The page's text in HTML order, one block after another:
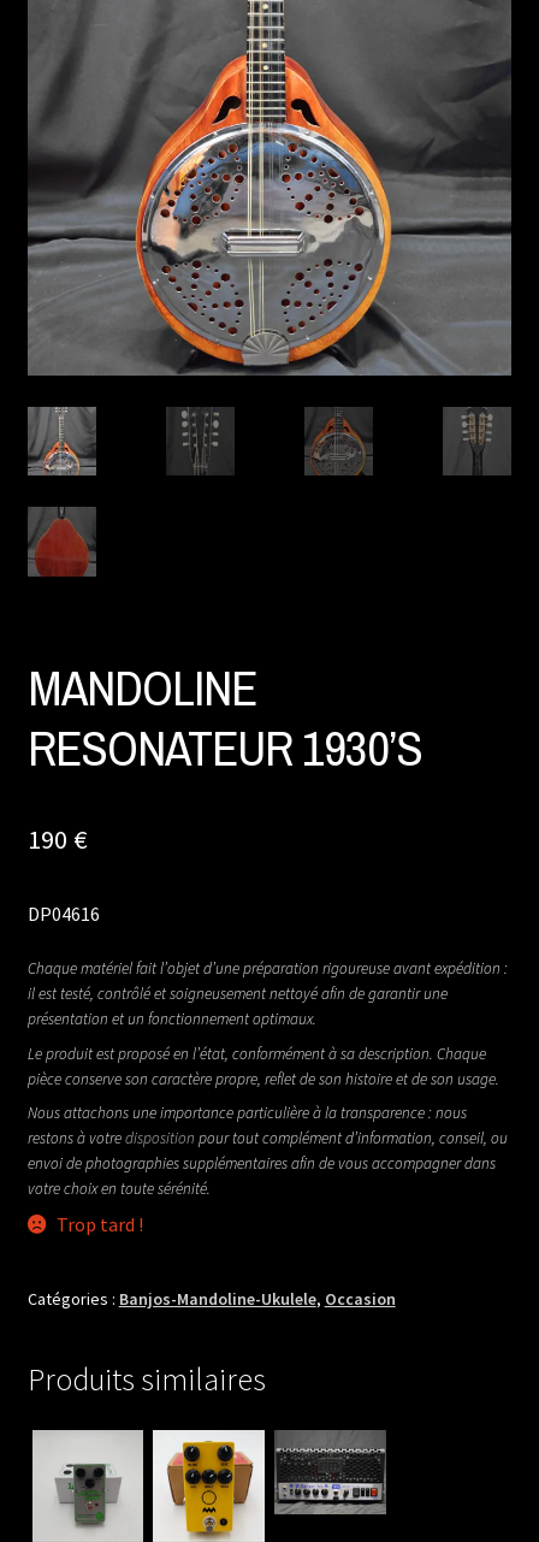
MANDOLINE
RESONATEUR 1930’S
190 €
DP04616
Chaque matériel fait l’objet d’une préparation rigoureuse avant expédition :
il est testé, contrôlé et soigneusement nettoyé afin de garantir une
présentation et un fonctionnement optimaux.
Le produit est proposé en l’état, conformément à sa description. Chaque
pièce conserve son caractère propre, reflet de son histoire et de son usage.
Nous attachons une importance particulière à la transparence : nous
restons à votredisposition pour tout complément d’information, conseil, ou
envoi de photographies supplémentaires afin de vous accompagner dans
votre choix en toute sérénité.
Trop tard !
Catégories : Banjos-Mandoline-Ukulele, Occasion
Produits similaires